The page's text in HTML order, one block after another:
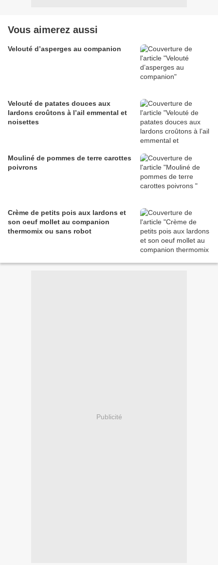
Vous aimerez aussi
Velouté d’asperges au companion
Velouté de patates douces aux
lardons croûtons à l’ail emmental et
noisettes
Mouliné de pommes de terre carottes
poivrons
Crème de petits pois aux lardons et
son oeuf mollet au companion
thermomix ou sans robot
Publicité